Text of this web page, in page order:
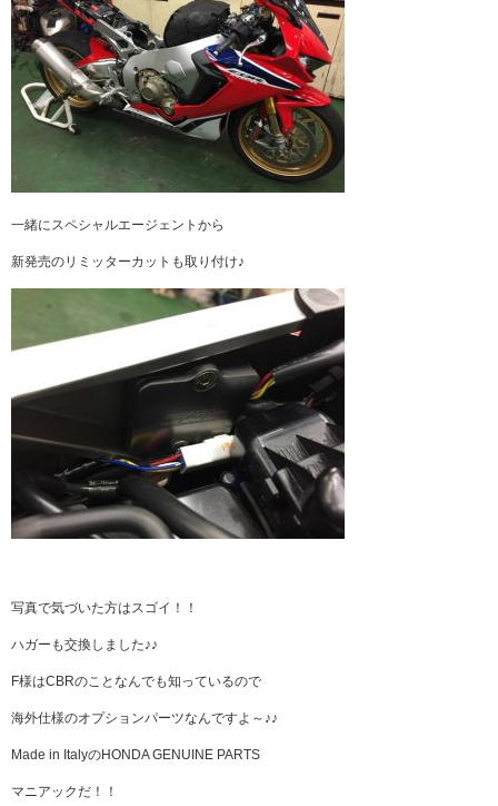
一緒にスペシャルエージェントから
新発売のリミッターカットも取り付け♪
写真で気づいた方はスゴイ！！
ハガーも交換しました♪♪
F様はCBRのことなんでも知っているので
海外仕様のオプションパーツなんですよ～♪♪
Made in ItalyのHONDA GENUINE PARTS
マニアックだ！！